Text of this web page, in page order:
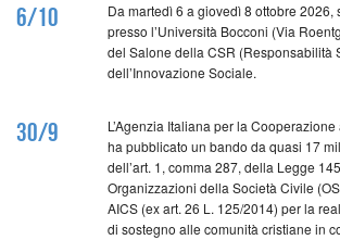
6/10
Da martedì 6 a giovedì 8 ottobre 2026,
presso l’Università Bocconi (Via
del Salone della CSR (Responsabilità
dell’Innovazione Sociale.
30/9
L’Agenzia Italiana per la
ha pubblicato un bando da quasi 17
dell’art. 1, comma 287, della Legge
Organizzazioni della Società Civile
AICS (ex art. 26 L. 125/2014) per la
di sostegno alle comunità cristiane in